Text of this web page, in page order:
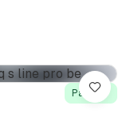
På lager
Lagre